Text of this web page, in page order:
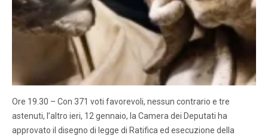
Ore 19.30 – Con 371 voti favorevoli, nessun contrario e tre
astenuti, l’altro ieri, 12 gennaio, la Camera dei Deputati ha
approvato il disegno di legge di Ratifica ed esecuzione della